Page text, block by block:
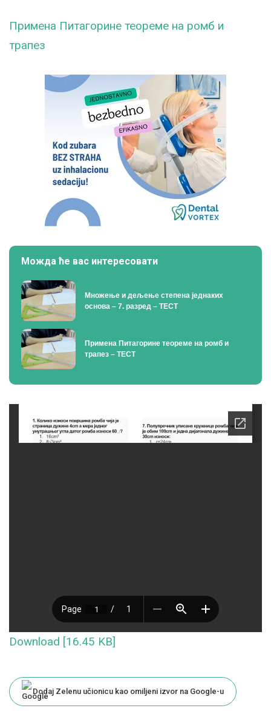
Примена Питагорине теореме на ромб и
трапез
Можда ће вас интересовати
Множење и дељење степена једнаких
основа – 7. разред – ТЕСТ
Примена Питагорине теореме на ромб и
трапез – ТЕСТ
Download [16.45 KB]
Dodaj Zelenu učionicu kao omiljeni izvor na Google-u